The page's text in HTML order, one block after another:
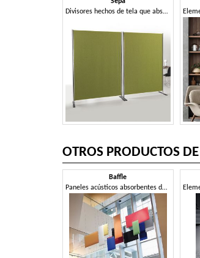
Divisores hechos de tela que absorbe el sonido
OTROS PRODUCTOS
Baffle
Paneles acústicos absorbentes del sonido desde el techo